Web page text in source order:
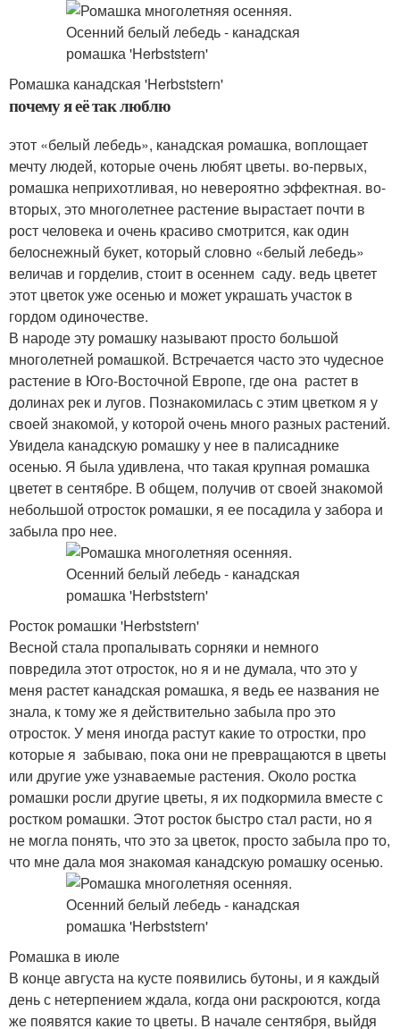
Ромашка канадская 'Herbststern'
почему я её так люблю
этот «белый лебедь», канадская ромашка, воплощает
мечту людей, которые очень любят цветы. во-первых,
ромашка неприхотливая, но невероятно эффектная. во-
вторых, это многолетнее растение вырастает почти в
рост человека и очень красиво смотрится, как один
белоснежный букет, который словно «белый лебедь»
величав и горделив, стоит в осеннем саду. ведь цветет
этот цветок уже осенью и может украшать участок в
гордом одиночестве.
В народе эту ромашку называют просто большой
многолетней ромашкой. Встречается часто это чудесное
растение в Юго-Восточной Европе, где она растет в
долинах рек и лугов. Познакомилась с этим цветком я у
своей знакомой, у которой очень много разных растений.
Увидела канадскую ромашку у нее в палисаднике
осенью. Я была удивлена, что такая крупная ромашка
цветет в сентябре. В общем, получив от своей знакомой
небольшой отросток ромашки, я ее посадила у забора и
забыла про нее.
Росток ромашки 'Herbststern'
Весной стала пропалывать сорняки и немного
повредила этот отросток, но я и не думала, что это у
меня растет канадская ромашка, я ведь ее названия не
знала, к тому же я действительно забыла про это
отросток. У меня иногда растут какие то отростки, про
которые я забываю, пока они не превращаются в цветы
или другие уже узнаваемые растения. Около ростка
ромашки росли другие цветы, я их подкормила вместе с
ростком ромашки. Этот росток быстро стал расти, но я
не могла понять, что это за цветок, просто забыла про то,
что мне дала моя знакомая канадскую ромашку осенью.
Ромашка в июле
В конце августа на кусте появились бутоны, и я каждый
день с нетерпением ждала, когда они раскроются, когда
же появятся какие то цветы. В начале сентября, выйдя